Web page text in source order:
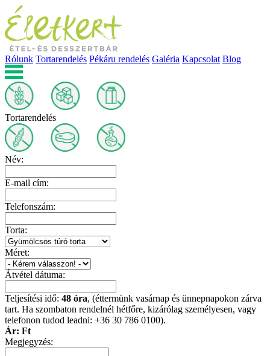
Rólunk Tortarendelés Pékáru rendelés Galéria Kapcsolat Blog
Tortarendelés
Név:
E-mail cím:
Telefonszám:
Torta:
Méret:
Átvétel dátuma:
Teljesítési idő: 48 óra, (éttermünk vasárnap és ünnepnapokon zárva
tart. Ha szombaton rendelnél hétfőre, kizárólag személyesen, vagy
telefonon tudod leadni: +36 30 786 0100).
Ár: Ft
Megjegyzés: